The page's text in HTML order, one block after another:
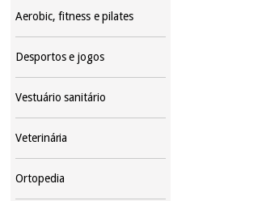
Aerobic, fitness e pilates
Desportos e jogos
Vestuário sanitário
Veterinária
Ortopedia